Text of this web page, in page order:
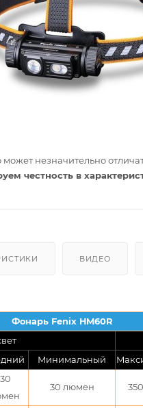
незначительно
честность в
ВИДЕО
Фонарь Fenix HM60R
Минимальный
30 люмен